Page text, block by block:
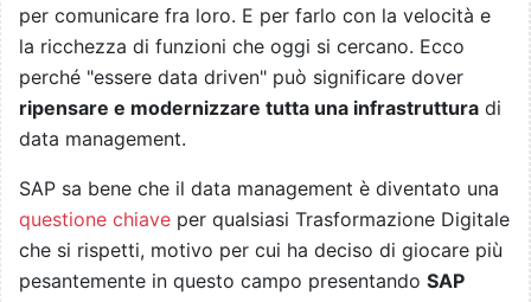
per comunicare fra loro. E per farlo con la velocità e
la ricchezza di funzioni che oggi si cercano. Ecco
perché "essere data driven" può significare dover
ripensare e modernizzare tutta una infrastruttura di
data management.
SAP sa bene che il data management è diventato una
questione chiave per qualsiasi Trasformazione Digitale
che si rispetti, motivo per cui ha deciso di giocare più
pesantemente in questo campo presentando SAP